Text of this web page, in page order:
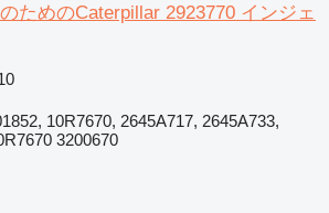
ためのCaterpillar 2923770 インジェ
10R7670, 2645A717, 2645A733,
3200670